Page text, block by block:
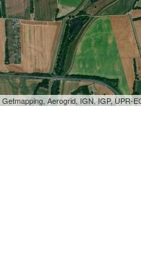
Aerogrid, IGN, IGP, UPR-